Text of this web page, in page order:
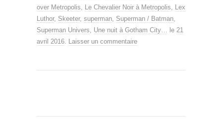
over Metropolis
Le Chevalier Noir à Metropolis
Lex
Luthor, Skeeter, superman Superman / Batman
Superman Univers
Une nuit à Gotham City… le 21
avril 2016 Laisser un commentaire